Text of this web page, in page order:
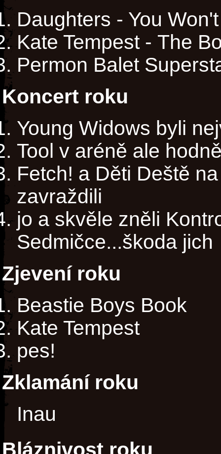
Daughters - You
Kate Tempest - The
Permon Balet
Koncert roku
Young Widows byli
Tool v aréně ale
Fetch! a Děti Deště
zavraždili
jo a skvěle zněli
Sedmičce...škoda jich
Zjevení roku
Beastie Boys Book
Kate Tempest
pes!
Zklamání roku
Inau
Bláznivost roku